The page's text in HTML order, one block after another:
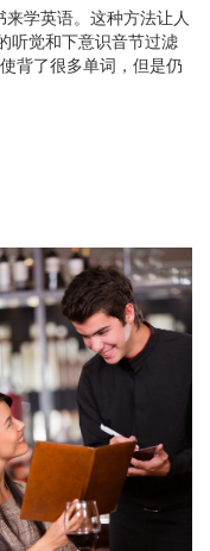
来学英语。这种方法让人
听觉和下意识音节过滤
背了很多单词，但是仍